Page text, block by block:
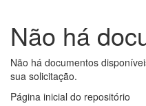
Não há
Não há documentos
sua solicitação.
Página inicial do repositório